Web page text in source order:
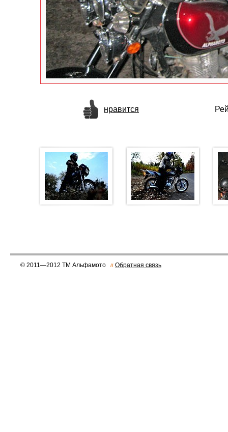
нравится
© 2011—2012 ТМ Альфамото // Обратная связь